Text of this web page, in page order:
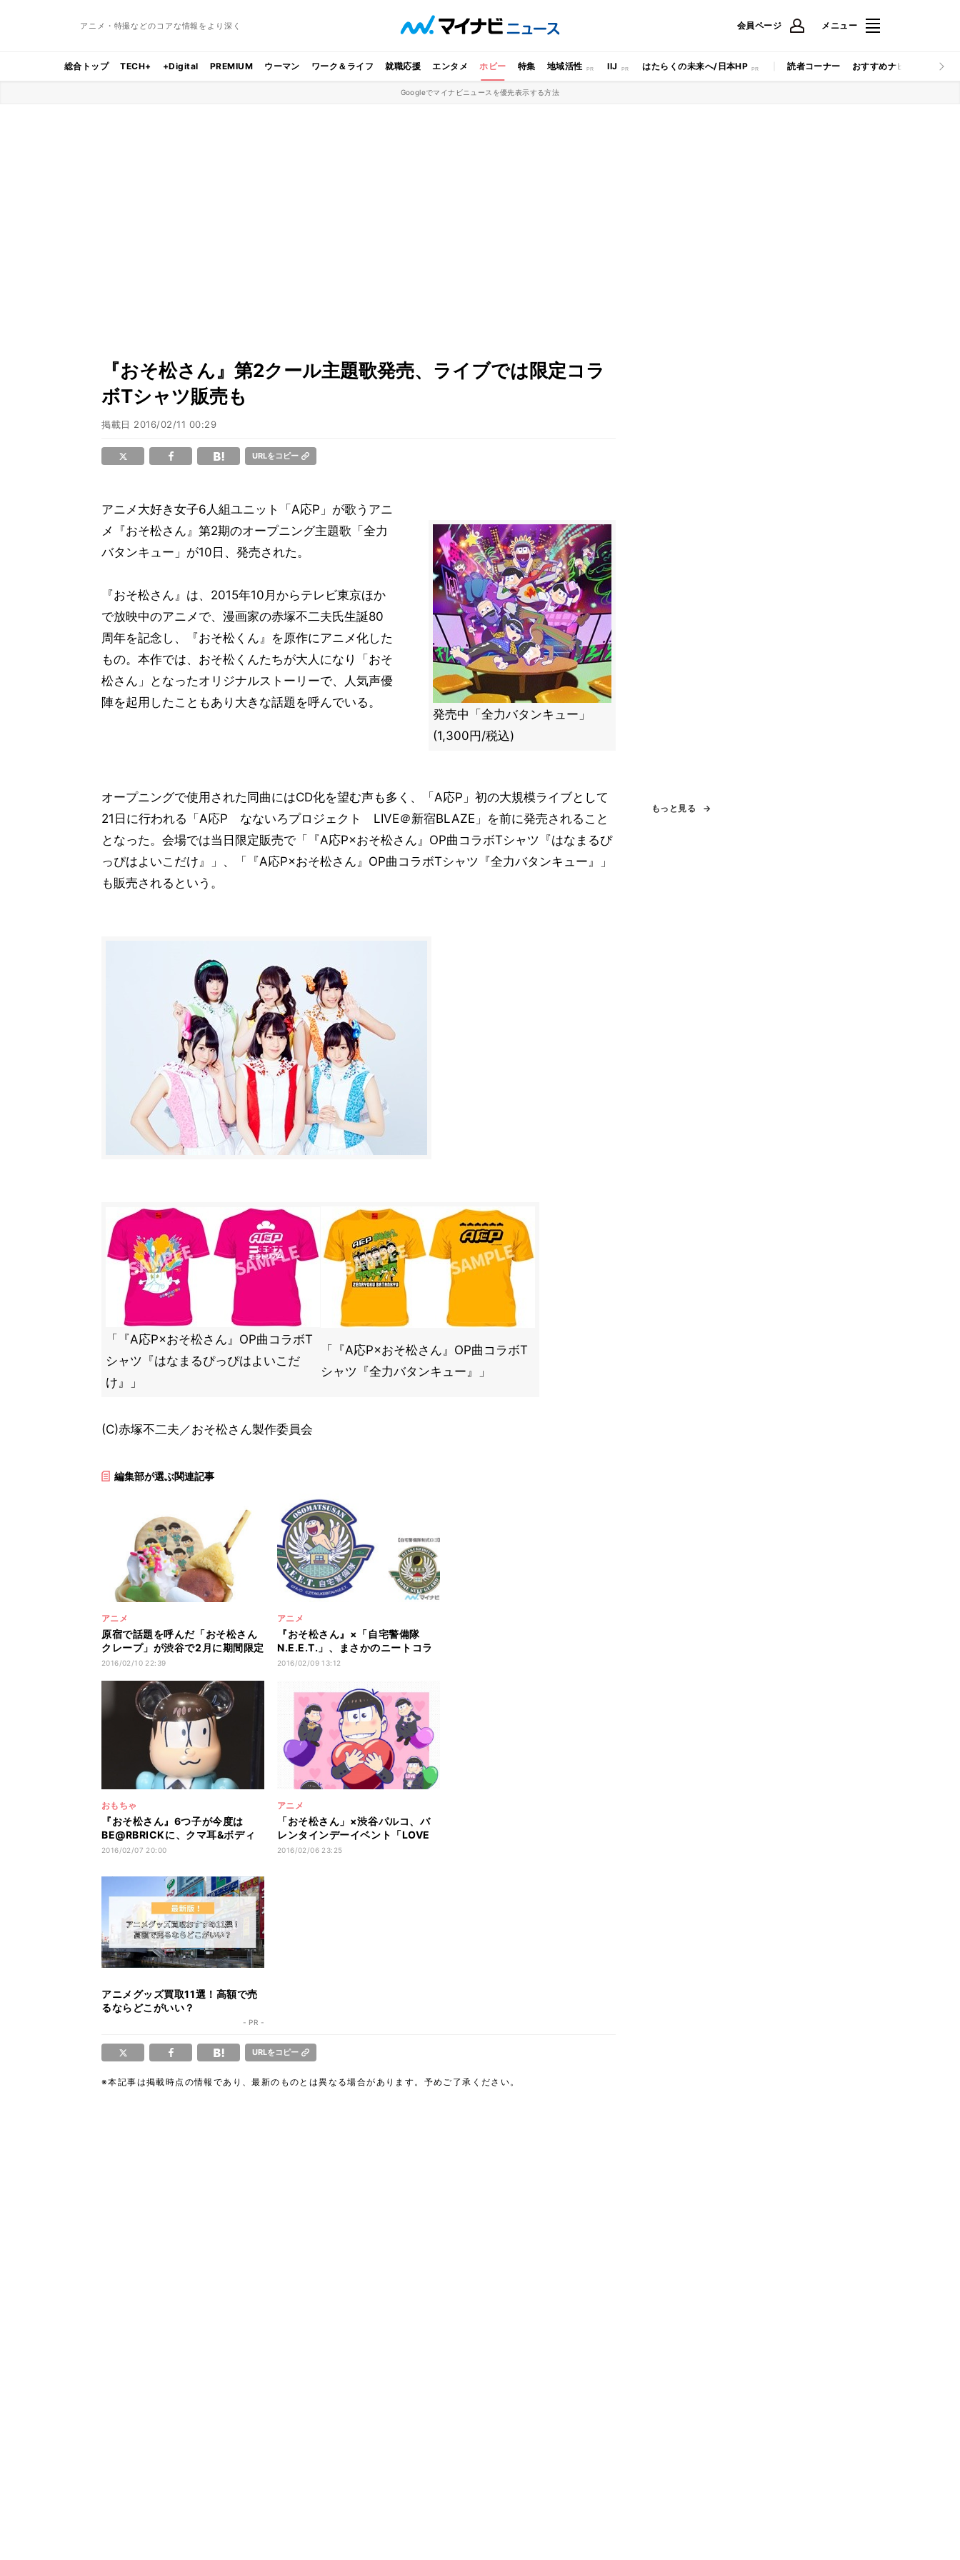
アニメ・特撮などのコアな情報をより深く 会員ページ メニュー
総合トップ TECH+ +Digital PREMIUM ウーマン ワーク＆ライフ 就職応援 エンタメ ホビー 特集 地域活性 IIJ はたらくの未来へ/日本HP 読者コーナー おすすめナビ マイナビ
Googleでマイナビニュースを優先表示する方法
『おそ松さん』第2クール主題歌発売、ライブでは限定コラ
ボTシャツ販売も
掲載日 2016/02/11 00:29
URLをコピー
発売中「全力バタンキュー」
(1,300円/税込)
アニメ大好き女子6人組ユニット「A応P」が歌うアニ
メ『おそ松さん』第2期のオープニング主題歌「全力
バタンキュー」が10日、発売された。
『おそ松さん』は、2015年10月からテレビ東京ほか
で放映中のアニメで、漫画家の赤塚不二夫氏生誕80
周年を記念し、『おそ松くん』を原作にアニメ化した
もの。本作では、おそ松くんたちが大人になり「おそ
松さん」となったオリジナルストーリーで、人気声優
陣を起用したこともあり大きな話題を呼んでいる。
オープニングで使用された同曲にはCD化を望む声も多く、「A応P」初の大規模ライブとして
21日に行われる「A応P なないろプロジェクト LIVE＠新宿BLAZE」を前に発売されること
となった。会場では当日限定販売で「『A応P×おそ松さん』OP曲コラボTシャツ『はなまるぴ
っぴはよいこだけ』」、「『A応P×おそ松さん』OP曲コラボTシャツ『全力バタンキュー』」
も販売されるという。
「『A応P×おそ松さん』OP曲コラボT
シャツ『はなまるぴっぴはよいこだ
け』」
「『A応P×おそ松さん』OP曲コラボT
シャツ『全力バタンキュー』」
(C)赤塚不二夫／おそ松さん製作委員会
編集部が選ぶ関連記事
アニメ
原宿で話題を呼んだ「おそ松さん
クレープ」が渋谷で2月に期間限定
で復活
2016/02/10 22:39
アニメ
『おそ松さん』×「自宅警備隊
N.E.E.T.」、まさかのニートコラ
ボが実現
2016/02/09 13:12
おもちゃ
『おそ松さん』6つ子が今度は
BE@RBRICKに、クマ耳&ボディ
でかわいさ極まる
2016/02/07 20:00
アニメ
「おそ松さん」×渋谷パルコ、バ
レンタインデーイベント「LOVE
松さん」開催
2016/02/06 23:25
アニメグッズ買取11選！高額で売
るならどこがいい？
- PR -
URLをコピー
※本記事は掲載時点の情報であり、最新のものとは異なる場合があります。予めご了承ください。
もっと見る